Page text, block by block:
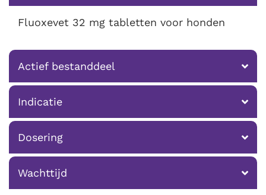
Fluoxevet 32 mg tabletten voor honden
Actief bestanddeel
Indicatie
Dosering
Wachttijd